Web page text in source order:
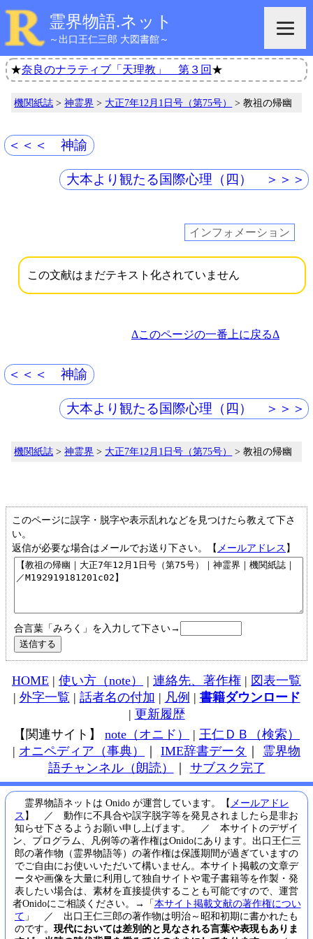
霊界物語.ネット
～出口王仁三郎 大図書館～
★奈良のナラティブ「天理教」 第３回 ★
機関紙誌 >神霊界 > 大正7年12月1日号（第75号） > 教祖の帰幽
＜＜＜ 神諭
大本より観たる国際心理（四） ＞＞＞
インフォメーション
この文献はまだテキスト化されていません
Δこのページの一番上に戻るΔ
＜＜＜ 神諭
大本より観たる国際心理（四） ＞＞＞
機関紙誌 >神霊界 > 大正7年12月1日号（第75号） > 教祖の帰幽
このページに誤字・脱字や表示乱れなどを見つけたら教えて下さ
い。
返信が必要な場合はメールでお送り下さい。【 メールアドレス 】
合言葉「みろく」を入力して下さい→
HOME | 使い方（note） | 連絡先、著作権 | 図表一覧
| 外字一覧 | 話者名の付加 | 凡例 | 書籍ダウンロード
| 更新履歴
【関連サイト】 note（オニド） | 王仁ＤＢ（検索）
| オニペディア（事典） ｜ IME辞書データ ｜ 霊界物
語チャンネル（朗読）
｜ サブスク完了
霊界物語ネットは Onido が運営しています。【 メールアドレ
ス 】 ／ 動作に不具合や誤字脱字等を発見されましたら是非お
知らせ下さるようお願い申し上げます。 ／ 本サイトのデザイ
ン、プログラム、凡例等の著作権はOnidoにあります。出口王仁三
郎の著作物（霊界物語等）の著作権は保護期間が過ぎていますの
でご自由にお使いいただいて構いません。本サイト掲載の文章デ
ータや画像を大量に利用して独自サイトや電子書籍等を作製・発
表したい場合は、素材を直接提供することも可能ですので、運営
者Onidoにご相談ください。→「本サイト掲載文献の著作権につい
て 」 ／ 出口王仁三郎の著作物は明治～昭和初期に書かれたも
のです。 現代においては差別的と見なされる言葉や表現もありま